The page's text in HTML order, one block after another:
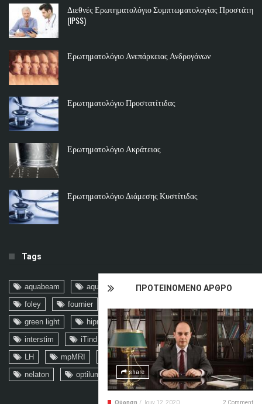
ΠΡΟΤΕΙΝΟΜΕΝΟ ΑΡΘΡΟ
share
Ούρηση / Ιουν 12, 2020 2 Comment
Διεθνές Ερωτηματολόγιο Συμπτωματολογίας Προστάτη
(IPSS)
Ερωτηματολόγιο Ανεπάρκειας Ανδρογόνων
Ερωτηματολόγιο Προστατίτιδας
Ερωτηματολόγιο Ακράτειας
Ερωτηματολόγιο Διάμεσης Κυστίτιδας
Tags
aquabeam aquablation biopsee
focal
foley
fournier
green light
hiprex holep hpv
ICD-10
interstim
iTind kegel ktp
laser
LH
mpMRI myhixel
nanoknife
nelaton
optilume